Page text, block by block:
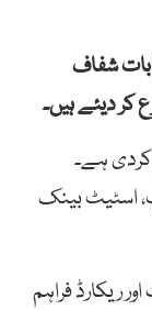
شفاف
کر دیئے ہیں۔
ہے۔
اسٹیٹ بینک
ریکارڈ فراہم